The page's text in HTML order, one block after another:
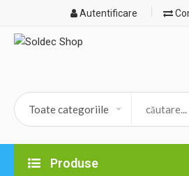
Autentificare
Produse